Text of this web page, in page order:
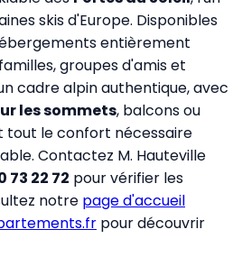
skis d'Europe. Disponibles
entièrement
groupes d'amis et
cadre alpin authentique, avec
les sommets, balcons ou
tout le confort nécessaire
Contactez M. Hauteville
73 22 72 pour vérifier les
notre page d'accueil
pour découvrir